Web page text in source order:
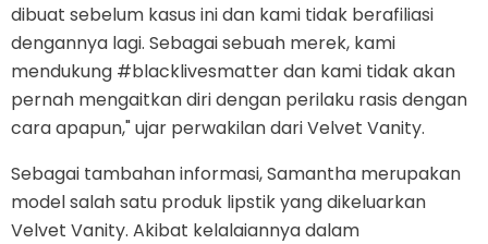
dibuat sebelum kasus ini dan kami tidak berafiliasi
dengannya lagi. Sebagai sebuah merek, kami
mendukung #blacklivesmatter dan kami tidak akan
pernah mengaitkan diri dengan perilaku rasis dengan
cara apapun," ujar perwakilan dari Velvet Vanity.
Sebagai tambahan informasi, Samantha merupakan
model salah satu produk lipstik yang dikeluarkan
Velvet Vanity. Akibat kelalaiannya dalam